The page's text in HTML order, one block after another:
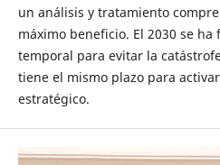
un análisis y tratamiento
máximo beneficio. El 2030 se
temporal para evitar la
tiene el mismo plazo para
estratégico.